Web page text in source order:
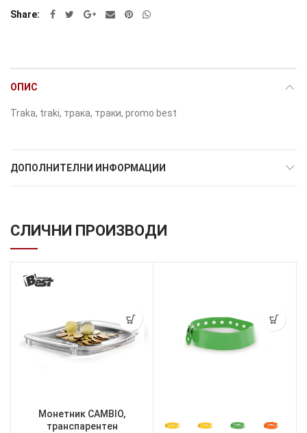
Share
ОПИС
Traka, traki, трака, траки, promo best
ДОПОЛНИТЕЛНИ ИНФОРМАЦИИ
СЛИЧНИ ПРОИЗВОДИ
Монетник CAMBIO,
транспарентен